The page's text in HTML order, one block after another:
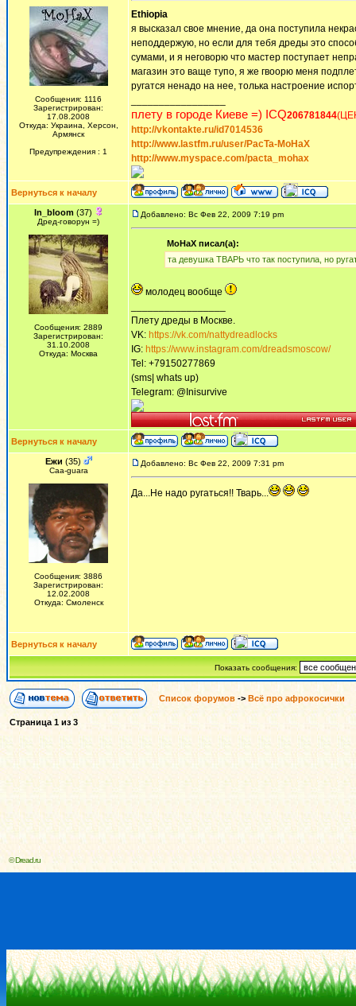
Сообщения: 1116
Зарегистрирован:
17.08.2008
Откуда: Украина, Херсон,
Армянск
Предупреждения : 1
Ethiopia
я высказал свое мнение, да она поступила
неподдержую, но если для тебя дреды это
сумами, и я неговорю что мастер поступает
магазин это ваще тупо, я же гвоорю меня
ругатся ненадо на нее, толька настроение
плету в городе Киеве =) ICQ206781844
http://vkontakte.ru/id7014536
http://www.lastfm.ru/user/PacTa-MoHaX
http://www.myspace.com/pacta_mohax
Вернуться к началу
In_bloom(37)
Дред-говорун =)
Сообщения: 2889
Зарегистрирован:
31.10.2008
Откуда: Москва
Добавлено: Вс Фев 22, 2009 7:19 pm
MoHaX писал(а):
та девушка ТВАРЬ что так поступила, но
молодец вообще
Плету дреды в Москве.
VK: https://vk.com/nattydreadlocks
IG: https://www.instagram.com/dreadsmoscow/
Tel: +79150277869
(sms| whats up)
Telegram: @Inisurvive
Вернуться к началу
Ежи (35)
Сaa-guara
Сообщения: 3886
Зарегистрирован:
12.02.2008
Откуда: Смоленск
Добавлено: Вс Фев 22, 2009 7:31 pm
Да...Не надо ругаться!! Тварь...
Вернуться к началу
Показать сообщения:
Список форумов -> Всё про афрокосички
Страница 1 из 3
© Dread.ru